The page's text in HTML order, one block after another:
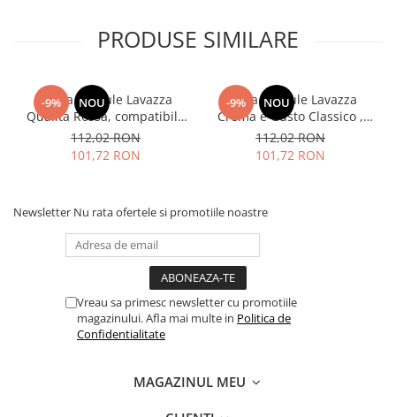
PRODUSE SIMILARE
-9% NOU
Cafea capsule Lavazza
Qualita Rossa, compatibile
Nespresso, 80 buc
112,02 RON
101,72 RON
-9% NOU
Cafea capsule Lavazza
Crema e Gusto Classico ,
compatibile Nespresso, 80
buc
112,02 RON
101,72 RON
Newsletter Nu rata ofertele si promotiile noastre
Vreau sa primesc newsletter cu promotiile
magazinului. Afla mai multe in Politica de
Confidentialitate
MAGAZINUL MEU